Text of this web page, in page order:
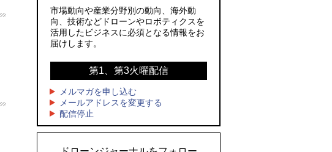
防衛装備庁「迎撃ドローン早期取得プロ
グラム」にテラドローンが採択、国産機
で量産調達を目指す
パイダーマン』や「M!LK」とのコラボド
ローンショー8/1開催
ドローンとナイトバブルが競演、「花園
ドローンショーフェスタ2026」10/3、4
開催
国産AUVを社会実装へ、スタートアップ
「BlueArch株式会社」設立
防衛装備庁「迎撃ドローン早期取得プロ
で量産調達を目指す
サザンビーチちがさき花火大会で「復活
の花火」打ち上げ、キリンビールがライ
ブ中継と連動した支援企画
市場動向や産業分野別の動向、海外動
向、技術などドローンやロボティクスを
活用したビジネスに必須となる情報をお
届けします。
第1、第3火曜配信
メルマガを申し込む
メールアドレスを変更する
配信停止